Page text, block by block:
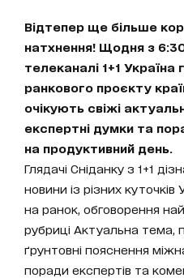
Відтепер ще більше
натхнення! Щодня з
телеканалі 1+1 Україна
ранкового проєкту
очікують свіжі
експертні думки та
на продуктивний день.
Глядачі Сніданку з 1+1
новини із різних куточків
на ранок, обговорення
рубриці Актуальна тема,
ґрунтовні пояснення
поради експертів та